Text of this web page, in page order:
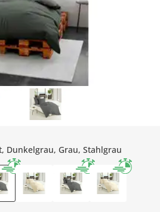
Dunkelgrau, Grau, Stahlgrau